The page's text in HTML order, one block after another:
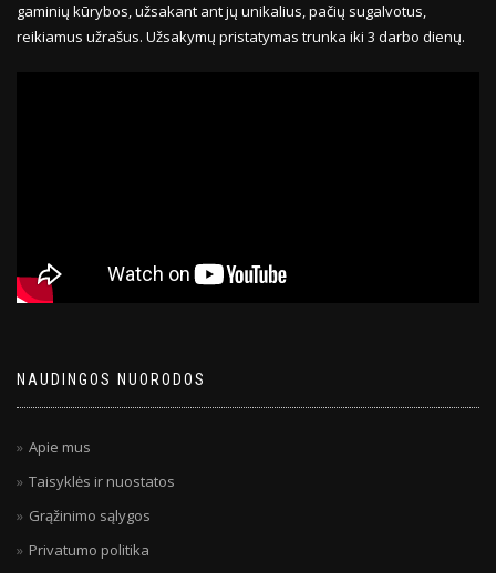
gaminių kūrybos, užsakant ant jų unikalius, pačių sugalvotus,
reikiamus užrašus. Užsakymų pristatymas trunka iki 3 darbo dienų.
NAUDINGOS NUORODOS
Apie mus
Taisyklės ir nuostatos
Grąžinimo sąlygos
Privatumo politika